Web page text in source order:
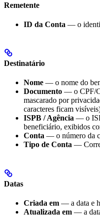
Remetente
ID da Conta — o
Destinatário
Nome — o nome do
Documento — o CPF/
mascarado por
caracteres ficam
ISPB / Agência — o
beneficiário, exibidos
Conta — o número da
Tipo de Conta —
Datas
Criada em — a data e
Atualizada em — a